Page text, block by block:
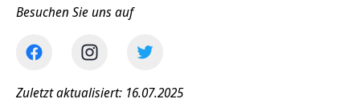
Besuchen Sie uns auf
Zuletzt aktualisiert: 16.07.2025